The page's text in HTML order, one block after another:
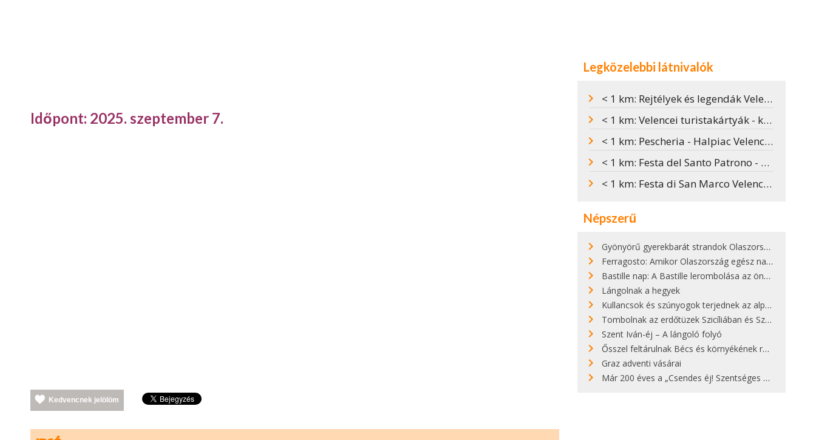
Időpont: 2025. szeptember 7.
Kedvencnek jelölöm
Legközelebbi látnivalók
< 1 km: Rejtélyek és legendák Velencében
< 1 km: Velencei turistakártyák - közlekedés Velencében
< 1 km: Pescheria - Halpiac Velencében
< 1 km: Festa del Santo Patrono - Szent Márk ünnepe Velencében
< 1 km: Festa di San Marco Velencében
Népszerű
Gyönyörű gyerekbarát strandok Olaszországban - megmutatjuk a 15 legjobbat
Ferragosto: Amikor Olaszország egész nap nyaral
Bastille nap: A Bastille lerombolása az önkényuralom végét jelentette
Lángolnak a hegyek
Kullancsok és szúnyogok terjednek az alpesi legelőkön
Tombolnak az erdőtüzek Szicíliában és Szardínián
Szent Iván-éj – A lángoló folyó
Ősszel feltárulnak Bécs és környékének rendkívüli építészeti kincsei
Graz adventi vásárai
Már 200 éves a „Csendes éj! Szentséges éj!”